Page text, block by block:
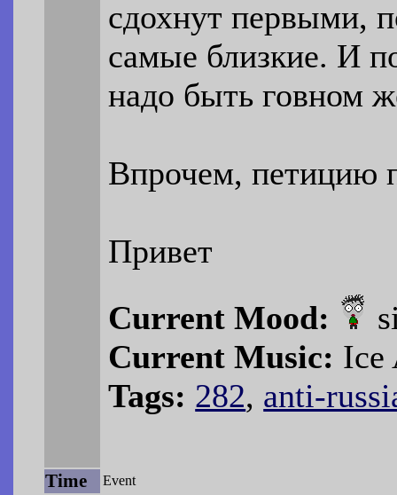
сдохнут первыми,
самые близкие. И
надо быть говном
Впрочем, петицию
Привет
Current Mood:
Current Music: Ice
Tags: 282, anti-
Time
Event